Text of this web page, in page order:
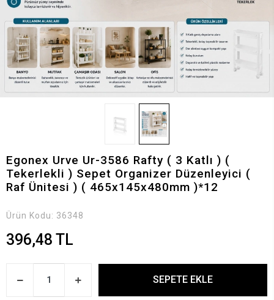
Egonex Urve Ur-3586 Rafty ( 3 Katlı ) (
Tekerlekli ) Sepet Organizer Düzenleyici (
Raf Ünitesi ) ( 465x145x480mm )*12
Ürün Kodu: 36348
396,48 TL
SEPETE EKLE